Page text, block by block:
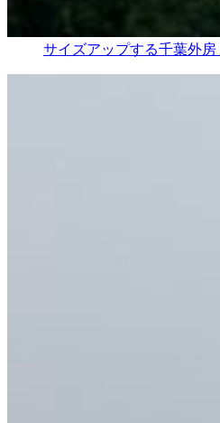
サイズアップする千葉外房